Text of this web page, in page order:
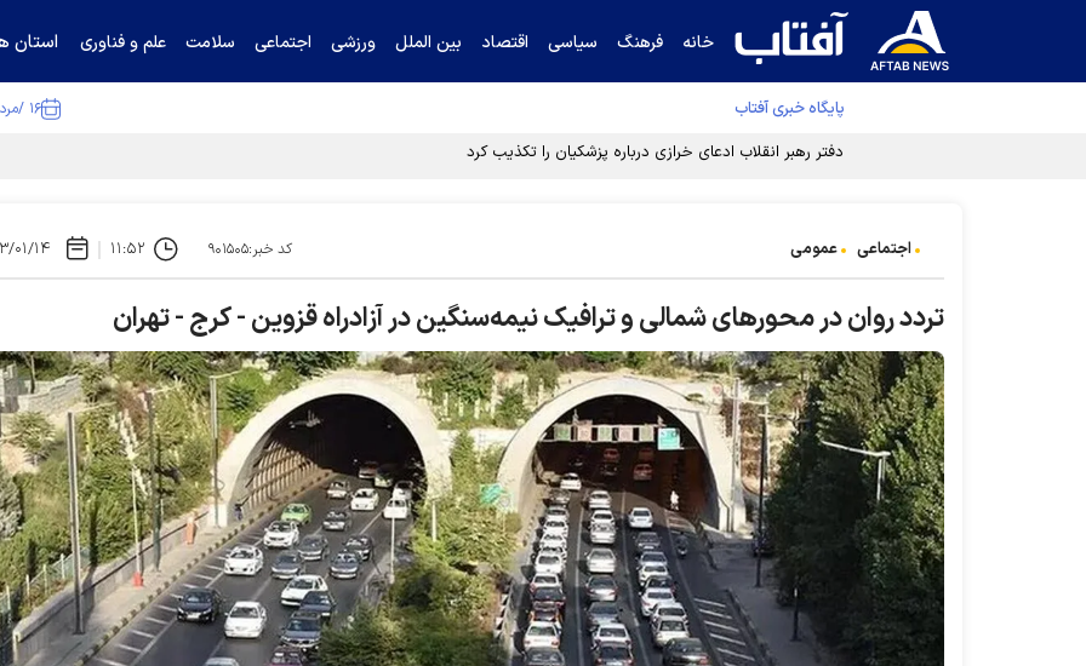
خانه فرهنگ سیاسی اقتصاد بین الملل ورزشی اجتماعی سلامت علم و فناوری استان
پایگاه خبری آفتاب ۱۶ /مرداد /۱۴۰۵
اجتماعی عمومی کد خبر:۹۰۱۵۰۵ ۱۱:۵۲ ۱۴۰۳/
تردد روان در محور‌های شمالی و ترافیک نیمه‌سنگین در آزادراه قزوین - کرج - تهران